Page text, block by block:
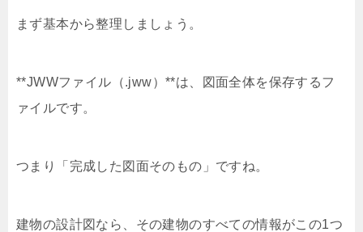
まず基本から整理しましょう。
**JWWファイル（.jww）**は、図面全体を保存するフ
ァイルです。
つまり「完成した図面そのもの」ですね。
建物の設計図なら、その建物のすべての情報がこの1つ